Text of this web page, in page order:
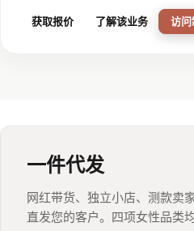
获取报价 了解该业务 访问
一件代发
网红带货、独立小店、测款卖
直发您的客户。四项女性品类